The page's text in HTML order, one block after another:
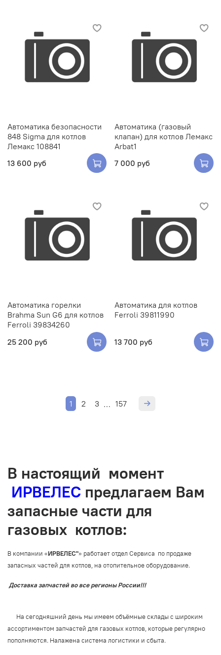
Автоматика безопасности
848 Sigma для котлов
Лемакс 108841
13 600 руб
Автоматика (газовый
клапан) для котлов Лемакс
Arbat1
7 000 руб
Автоматика горелки
Brahma Sun G6 для котлов
Ferroli 39834260
25 200 руб
Автоматика для котлов
Ferroli 39811990
13 700 руб
1 2 3 … 157
В настоящий момент
ИРВЕЛЕС предлагаем Вам
запасные части для
газовых котлов:
В компании «ИРВЕЛЕС"» работает отдел Сервиса по продаже
запасных частей для котлов, на отопительное оборудование.
Доставка запчастей во все регионы России!!!
На сегодняшний день мы имеем объёмные склады с широким
ассортиментом запчастей для газовых котлов, которые регулярно
пополняются. Налажена система логистики и сбыта.